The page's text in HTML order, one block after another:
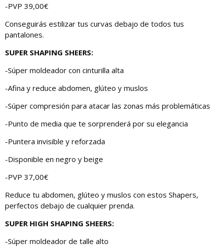
-PVP 39,00€
Conseguirás estilizar tus curvas debajo de todos tus
pantalones.
SUPER SHAPING SHEERS:
-Súper moldeador con cinturilla alta
-Afina y reduce abdomen, glúteo y muslos
-Súper compresión para atacar las zonas más problemáticas
-Punto de media que te sorprenderá por su elegancia
-Puntera invisible y reforzada
-Disponible en negro y beige
-PVP 37,00€
Reduce tu abdomen, glúteo y muslos con estos Shapers,
perfectos debajo de cualquier prenda.
SUPER HIGH SHAPING SHEERS:
-Súper moldeador de talle alto